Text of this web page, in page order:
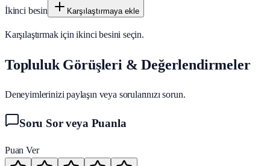
İkinci besin
Karşılaştırmaya ekle
Karşılaştırmak için ikinci besini seçin.
Topluluk Görüşleri & Değerlendirmeler
Deneyimlerinizi paylaşın veya sorularınızı sorun.
Soru Sor veya Puanla
Puan Ver